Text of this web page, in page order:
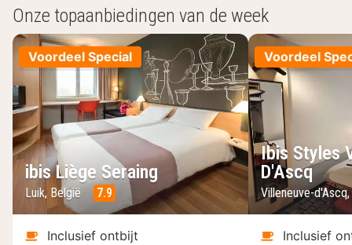
Onze topaanbiedingen van de week
Voordeel Special
ibis Liège Seraing
Luik, België 7.9
Inclusief ontbijt
Voordeel
Ibis Styles
D'Ascq
Villeneuve-
Inclusief